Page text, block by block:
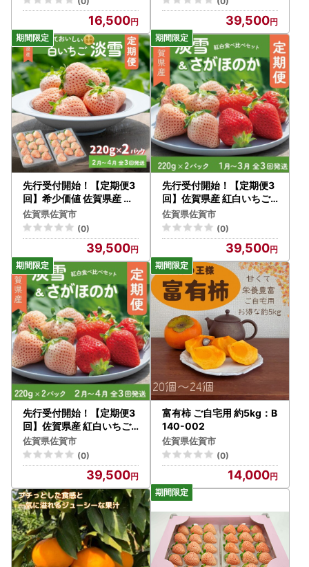
16,500 39,500
先行受付開始！【定期便3
回】希少価値 佐賀県産 い
ちご 淡雪 2027年2~4月発
送：B395-009
佐賀県佐賀市
(0)
39,500
先行受付開始！【定期便3
回】佐賀県産 紅白いちご
食べ比べ 2027年1~3月発
送：B395-010
佐賀県佐賀市
(0)
39,500
先行受付開始！【定期便3
回】佐賀県産 紅白いちご
食べ比べ 2027年2~4月発
送：B395-011
佐賀県佐賀市
(0)
39,500
富有柿 ご自宅用 約5kg：B
140-002
佐賀県佐賀市
(0)
14,000